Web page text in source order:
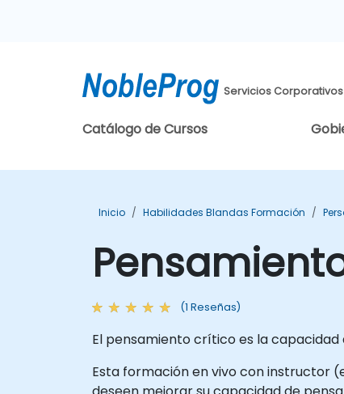
Servicios Corporativos
Catálogo de Cursos
Inicio Habilidades Blandas Formación
(1 Reseñas)
El pensamiento crítico es la
Esta formación en vivo con instructor